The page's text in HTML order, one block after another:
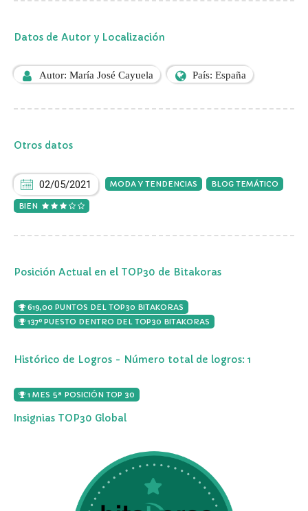
Datos de Autor y Localización
Autor: María José Cayuela País: España
Otros datos
02/05/2021 MODA Y TENDENCIAS BLOG TEMÁTICO
BIEN
Posición Actual en el TOP30 de Bitakoras
619,00 PUNTOS DEL TOP30 BITAKORAS
137º PUESTO DENTRO DEL TOP30 BITAKORAS
Histórico de Logros - Número total de logros: 1
1 MES 5ª POSICIÓN TOP 30
Insignias TOP30 Global